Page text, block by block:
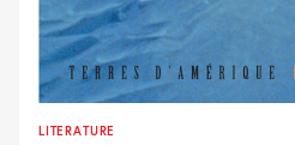
LITERATURE